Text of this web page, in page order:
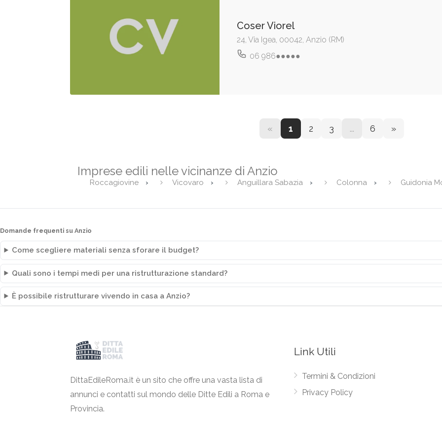
Coser Viorel
24, Via Igea, 00042, Anzio (RM)
06 986●●●●●
« 1 2 3 ... 6 »
Imprese edili nelle vicinanze di Anzio
Roccagiovine Vicovaro Anguillara Sabazia Colonna Guidonia
Domande frequenti su Anzio
Come scegliere materiali senza sforare il budget?
Quali sono i tempi medi per una ristrutturazione standard?
È possibile ristrutturare vivendo in casa a Anzio?
DittaEdileRoma.it è un sito che offre una vasta lista di
annunci e contatti sul mondo delle Ditte Edili a Roma e
Provincia.
Link Utili
Termini & Condizioni
Privacy Policy